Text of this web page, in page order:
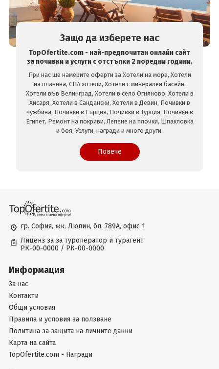
Защо да изберете нас
TopOfertite.com - най-предпочитан онлайн сайт
за почивки и услуги с отстъпки 2 поредни години.
При нас ще намерите оферти за Хотели на море, Хотели
на планина, СПА хотели, Хотели с минерален басейн,
Хотели във Велинград, Хотели в село Огняново, Хотели в
Хисаря, Хотели в Сандански, Хотели в Девин, Почивки в
чужбина, Почивки в Гърция, Почивки в Турция, Почивки в
Египет, Ремонт на покриви, Лепене на плочки, Шпакловка
и боя, Услуги, награди и много други.
Повече
гр. София, жк. Люлин, бл. 789А, офис 1
Лиценз за за туроператор и турагент
РК-00-0000 / РК-00-0000
Информация
За нас
Контакти
Общи условия
Правила и условия за ползване
Политика за защита на личните данни
Карта на сайта
TopOfertite.com - Награди